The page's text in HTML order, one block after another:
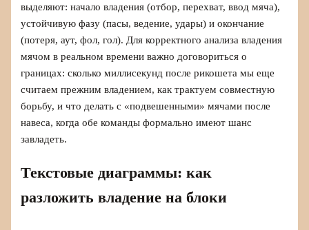
выделяют: начало владения (отбор, перехват, ввод мяча),
устойчивую фазу (пасы, ведение, удары) и окончание
(потеря, аут, фол, гол). Для корректного анализа владения
мячом в реальном времени важно договориться о
границах: сколько миллисекунд после рикошета мы еще
считаем прежним владением, как трактуем совместную
борьбу, и что делать с «подвешенными» мячами после
навеса, когда обе команды формально имеют шанс
завладеть.
Текстовые диаграммы: как
разложить владение на блоки